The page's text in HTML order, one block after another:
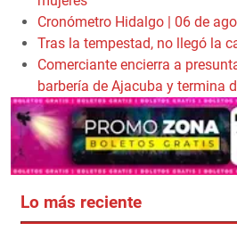
Cronómetro Hidalgo | 06 de
Tras la tempestad, no llegó la
Comerciante encierra a
barbería de Ajacuba y termina
Lo más reciente